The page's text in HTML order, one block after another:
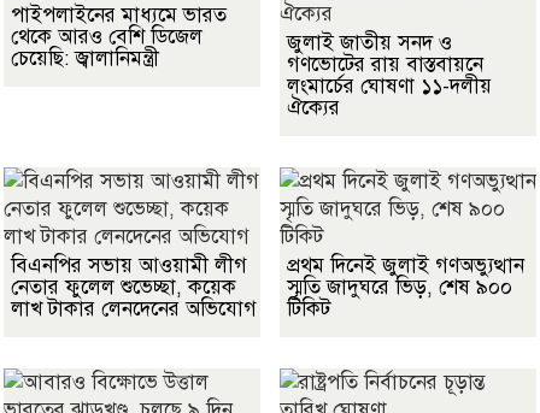
পাইপলাইনের মাধ্যমে ভারত
থেকে আরও বেশি ডিজেল
চেয়েছি: জ্বালানিমন্ত্রী
জুলাই জাতীয় সনদ ও
গণভোটের রায় বাস্তবায়নে
লংমার্চের ঘোষণা ১১-দলীয়
ঐক্যের
বিএনপির সভায় আওয়ামী লীগ
নেতার ফুলেল শুভেচ্ছা, কয়েক
লাখ টাকার লেনদেনের অভিযোগ
প্রথম দিনেই জুলাই গণঅভ্যুত্থান
স্মৃতি জাদুঘরে ভিড়, শেষ ৯০০
টিকিট